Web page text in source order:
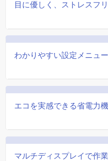
目に優しく、ストレスフ
わかりやすい設定メニュー
エコを実感できる省電力
マルチディスプレイで作